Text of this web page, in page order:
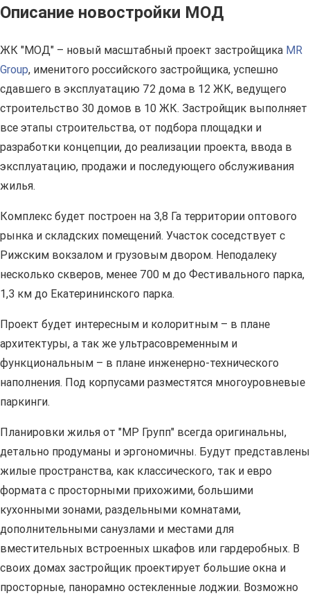
Описание новостройки МОД
ЖК "МОД" – новый масштабный проект застройщика MR
Group, именитого российского застройщика, успешно
сдавшего в эксплуатацию 72 дома в 12 ЖК, ведущего
строительство 30 домов в 10 ЖК. Застройщик выполняет
все этапы строительства, от подбора площадки и
разработки концепции, до реализации проекта, ввода в
эксплуатацию, продажи и последующего обслуживания
жилья.
Комплекс будет построен на 3,8 Га территории оптового
рынка и складских помещений. Участок соседствует с
Рижским вокзалом и грузовым двором. Неподалеку
несколько скверов, менее 700 м до Фестивального парка,
1,3 км до Екатерининского парка.
Проект будет интересным и колоритным – в плане
архитектуры, а так же ультрасовременным и
функциональным – в плане инженерно-технического
наполнения. Под корпусами разместятся многоуровневые
паркинги.
Планировки жилья от "МР Групп" всегда оригинальны,
детально продуманы и эргономичны. Будут представлены
жилые пространства, как классического, так и евро
формата с просторными прихожими, большими
кухонными зонами, раздельными комнатами,
дополнительными санузлами и местами для
вместительных встроенных шкафов или гардеробных. В
своих домах застройщик проектирует большие окна и
просторные, панорамно остекленные лоджии. Возможно